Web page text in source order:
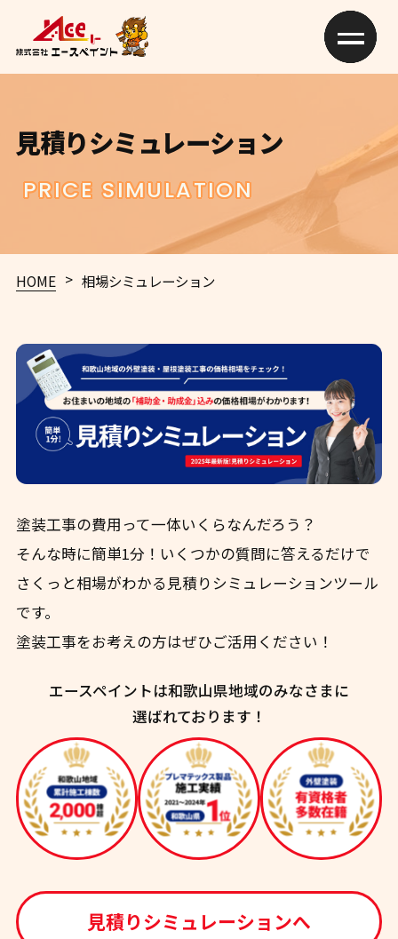
見積りシミュレーション
PRICE SIMULATION
HOME > 相場シミュレーション
塗装工事の費用って一体いくらなんだろう？
そんな時に簡単1分！いくつかの質問に答えるだけで
さくっと相場がわかる見積りシミュレーションツール
です。
塗装工事をお考えの方はぜひご活用ください！
エースペイントは和歌山県地域のみなさまに
選ばれております！
見積りシミュレーションへ